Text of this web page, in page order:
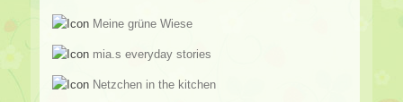
Meine grüne Wiese
mia.s everyday stories
Netzchen in the kitchen